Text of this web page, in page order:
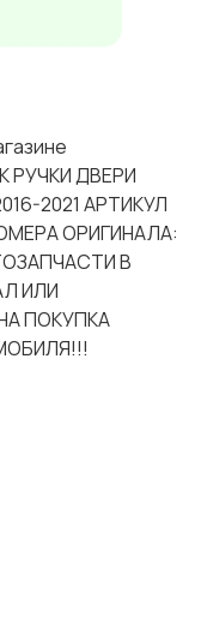
РУЧКИ ДВЕРИ
2021 АРТИКУЛ
ОРИГИНАЛА:
В
ИЛИ
ПОКУПКА